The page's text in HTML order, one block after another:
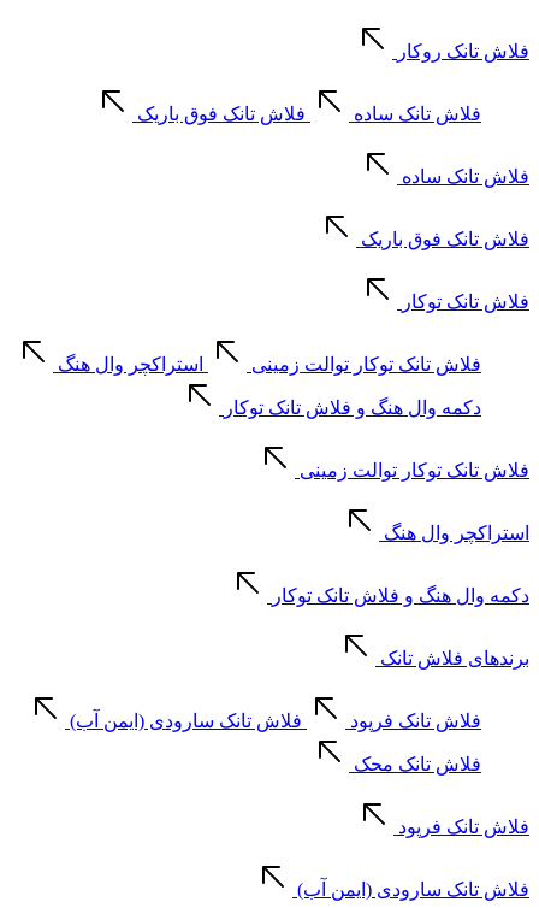
فلاش تانک روکار
فلاش تانک ساده فلاش تانک فوق باریک
فلاش تانک ساده
فلاش تانک فوق باریک
فلاش تانک توکار
فلاش تانک توکار توالت زمینی استراکچر وال هنگ
دکمه وال هنگ و فلاش تانک توکار
فلاش تانک توکار توالت زمینی
استراکچر وال هنگ
دکمه وال هنگ و فلاش تانک توکار
برندهای فلاش تانک
فلاش تانک فرپود فلاش تانک سارودی (ایمن آب)
فلاش تانک محک
فلاش تانک فرپود
فلاش تانک سارودی (ایمن آب)